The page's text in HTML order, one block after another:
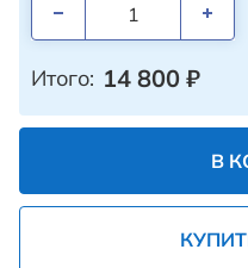
Итого: 14 800 ₽
В